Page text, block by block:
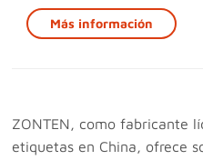
Más información
ZONTEN, como fabricante
etiquetas en China, ofrece